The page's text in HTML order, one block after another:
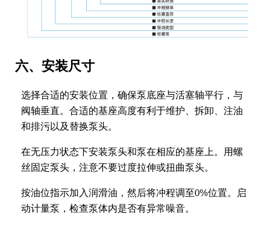
六、安装尺寸
选择合适的安装位置，确保泵底座与活塞轴平行，与
阀轴垂直。合适的基座高度有利于维护、拆卸、注油
和排污以及替换泵头。
在无压力状态下安装泵头和泵在相应的基座上。用螺
丝固定泵头，注意不要过度拉伸或扭曲泵头。
按油位指示加入润滑油，然后将冲程调至0%位置。启
动计量泵，检查泵体内是否有异常噪音。